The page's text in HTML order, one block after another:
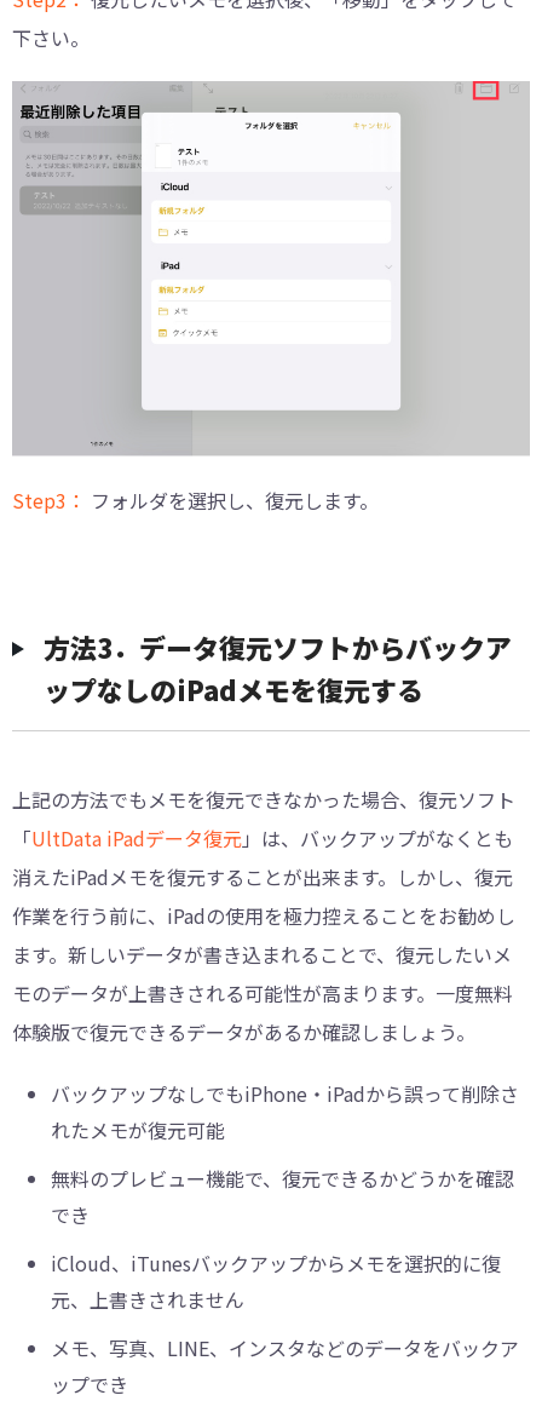
下さい。
Step3： フォルダを選択し、復元します。
方法3．データ復元ソフトからバックア
ップなしのiPadメモを復元する
上記の方法でもメモを復元できなかった場合、復元ソフト
「UltData iPadデータ復元」は、バックアップがなくとも
消えたiPadメモを復元することが出来ます。しかし、復元
作業を行う前に、iPadの使用を極力控えることをお勧めし
ます。新しいデータが書き込まれることで、復元したいメ
モのデータが上書きされる可能性が高まります。一度無料
体験版で復元できるデータがあるか確認しましょう。
バックアップなしでもiPhone・iPadから誤って削除さ
れたメモが復元可能
無料のプレビュー機能で、復元できるかどうかを確認
でき
iCloud、iTunesバックアップからメモを選択的に復
元、上書きされません
メモ、写真、LINE、インスタなどのデータをバックア
ップでき